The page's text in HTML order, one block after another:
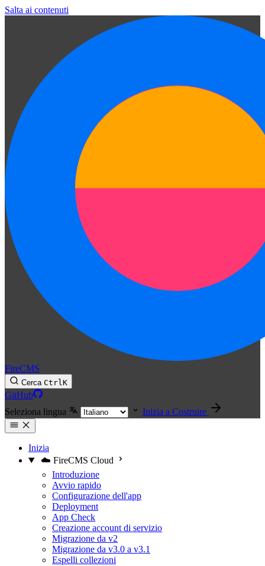
Salta ai contenuti
FireCMS
Cerca CtrlK
GitHub
Seleziona lingua
Inizia a Costruire
Inizia
☁️ FireCMS Cloud
Introduzione
Avvio rapido
Configurazione dell'app
Deployment
App Check
Creazione account di servizio
Migrazione da v2
Migrazione da v3.0 a v3.1
Espelli collezioni